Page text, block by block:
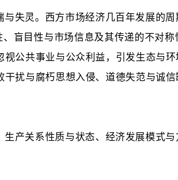
失灵。西方市场经济几百年发展的
盲目性与市场信息及其传递的不对
公共事业与公众利益，引发生态与
扰与腐朽思想入侵、道德失范与诚
产关系性质与状态、经济发展模式